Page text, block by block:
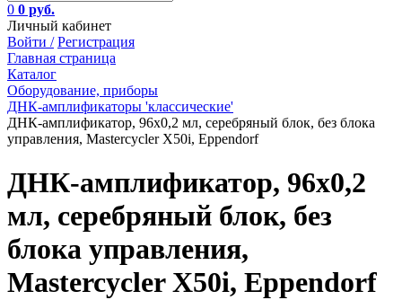
0 0 руб.
Личный кабинет
Войти / Регистрация
Главная страница
Каталог
Оборудование, приборы
ДНК-амплификаторы 'классические'
ДНК-амплификатор, 96х0,2 мл, серебряный блок, без блока
управления, Mastercycler X50i, Eppendorf
ДНК-амплификатор, 96х0,2
мл, серебряный блок, без
блока управления,
Mastercycler X50i, Eppendorf